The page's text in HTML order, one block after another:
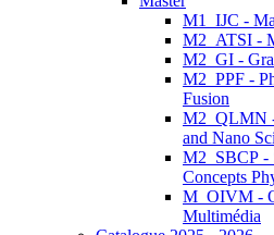
M1_IJC -
M2_ATSI -
M2_GI -
M2_PPF -
Fusion
M2_QLMN
and Nano
M2_SBCP -
Concepts
M_OIVM -
Multimédia